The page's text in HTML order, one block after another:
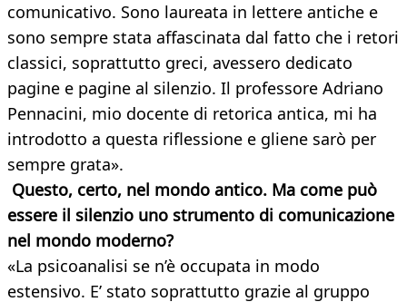
comunicativo. Sono laureata in lettere antiche e
sono sempre stata affascinata dal fatto che i retori
classici, soprattutto greci, avessero dedicato
pagine e pagine al silenzio. Il professore Adriano
Pennacini, mio docente di retorica antica, mi ha
introdotto a questa riflessione e gliene sarò per
sempre grata».
Questo, certo, nel mondo antico. Ma come può
essere il silenzio uno strumento di comunicazione
nel mondo moderno?
«La psicoanalisi se n’è occupata in modo
estensivo. E’ stato soprattutto grazie al gruppo